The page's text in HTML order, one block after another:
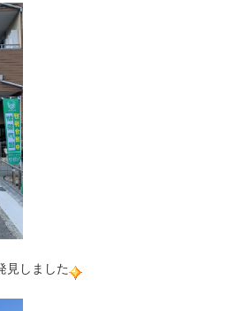
見しました